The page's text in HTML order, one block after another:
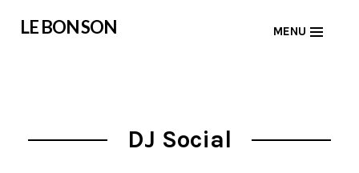
LE BON SON MENU
DJ Social